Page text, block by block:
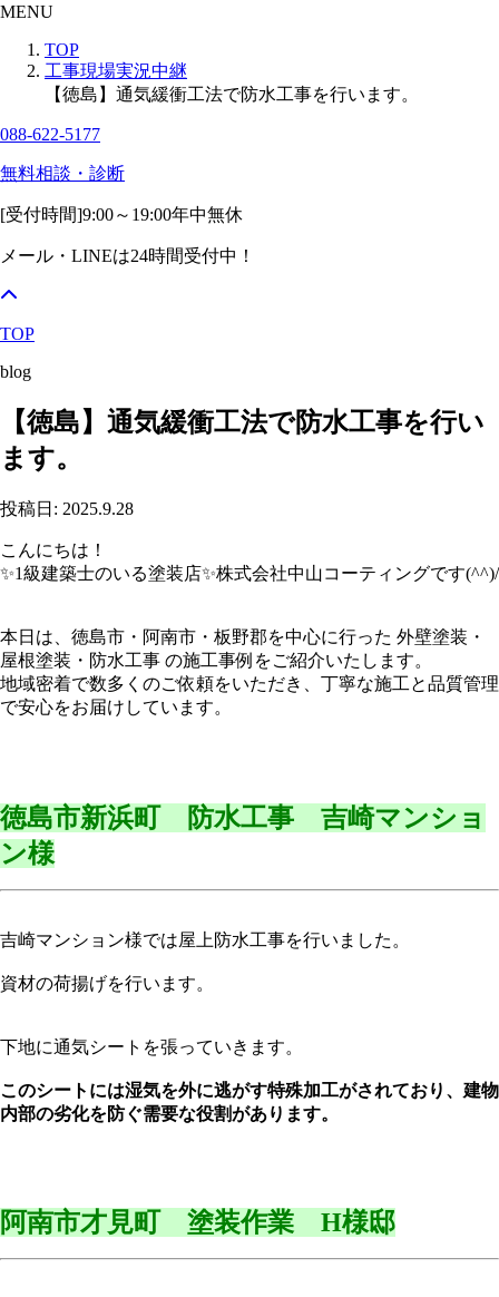
MENU
TOP
工事現場実況中継
【徳島】通気緩衝工法で防水工事を行います。
088-622-5177
無料相談・診断
[受付時間]9:00～19:00年中無休
メール・LINEは24時間受付中！
TOP
blog
【徳島】通気緩衝工法で防水工事を行い
ます。
投稿日: 2025.9.28
こんにちは！
✨1級建築士のいる塗装店✨株式会社中山コーティングです(^^)/
本日は、徳島市・阿南市・板野郡を中心に行った 外壁塗装・
屋根塗装・防水工事 の施工事例をご紹介いたします。
地域密着で数多くのご依頼をいただき、丁寧な施工と品質管理
で安心をお届けしています。
徳島市新浜町 防水工事 吉崎マンショ
ン様
吉崎マンション様では屋上防水工事を行いました。
資材の荷揚げを行います。
下地に通気シートを張っていきます。
このシートには湿気を外に逃がす特殊加工がされており、建物
内部の劣化を防ぐ需要な役割があります。
阿南市才見町 塗装作業 H様邸